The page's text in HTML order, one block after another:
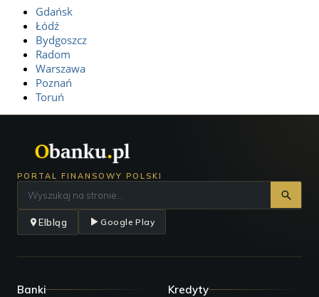
Gdańsk
Łódź
Bydgoszcz
Radom
Warszawa
Poznań
Toruń
PORTAL FINANSOWY POLSKI
Elbląg Google Play
Banki Kredyty